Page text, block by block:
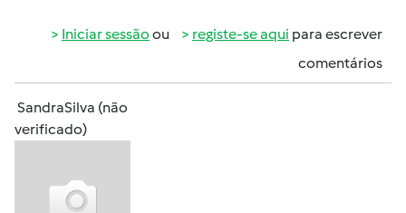
Iniciar sessão ou registe-se aqui para escrever
comentários
SandraSilva (não
verificado)